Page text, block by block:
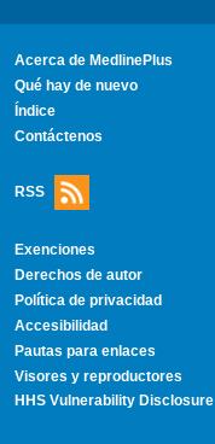
Acerca de MedlinePlus
Qué hay de nuevo
Índice
Contáctenos
RSS
Exenciones
Derechos de autor
Política de privacidad
Accesibilidad
Pautas para enlaces
Visores y reproductores
HHS Vulnerability Disclosure